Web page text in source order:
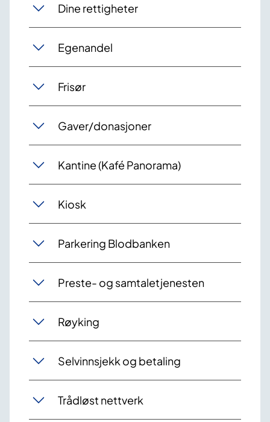
Dine rettigheter
Egenandel
Frisør
Gaver/donasjoner
Kantine (Kafé Panorama)
Kiosk
Parkering Blodbanken
Preste- og samtaletjenesten
Røyking
Selvinnsjekk og betaling
Trådløst nettverk